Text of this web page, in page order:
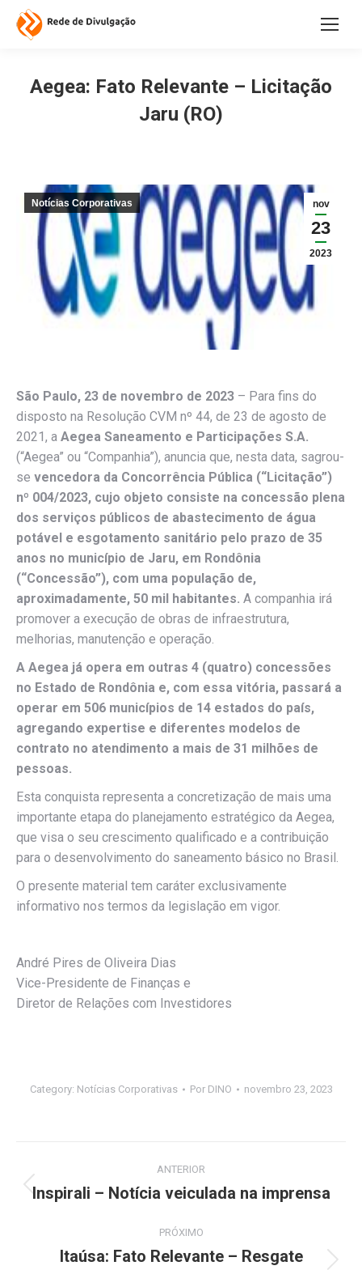
Aegea: Fato Relevante – Licitação
Jaru (RO)
nov
23
2023
Notícias Corporativas
São Paulo, 23 de novembro de 2023 – Para fins do
disposto na Resolução CVM nº 44, de 23 de agosto de
2021, a Aegea Saneamento e Participações S.A.
(“Aegea” ou “Companhia”), anuncia que, nesta data, sagrou-
se vencedora da Concorrência Pública (“Licitação”)
nº 004/2023, cujo objeto consiste na concessão plena
dos serviços públicos de abastecimento de água
potável e esgotamento sanitário pelo prazo de 35
anos no município de Jaru, em Rondônia
(“Concessão”), com uma população de,
aproximadamente, 50 mil habitantes. A companhia irá
promover a execução de obras de infraestrutura,
melhorias, manutenção e operação.
A Aegea já opera em outras 4 (quatro) concessões
no Estado de Rondônia e, com essa vitória, passará a
operar em 506 municípios de 14 estados do país,
agregando expertise e diferentes modelos de
contrato no atendimento a mais de 31 milhões de
pessoas.
Esta conquista representa a concretização de mais uma
importante etapa do planejamento estratégico da Aegea,
que visa o seu crescimento qualificado e a contribuição
para o desenvolvimento do saneamento básico no Brasil.
O presente material tem caráter exclusivamente
informativo nos termos da legislação em vigor.
André Pires de Oliveira Dias
Vice-Presidente de Finanças e
Diretor de Relações com Investidores
Category: Notícias Corporativas Por DINO novembro 23, 2023
de
ANTERIOR
Post
Inspirali – Notícia veiculada na imprensa
PRÓXIMO
Itaúsa: Fato Relevante – Resgate